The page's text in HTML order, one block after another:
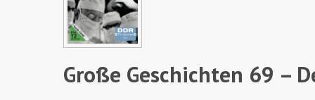
Große Geschichten 69 –